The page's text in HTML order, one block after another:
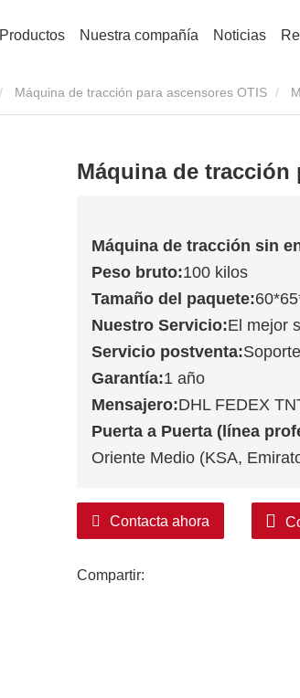
Productos Nuestra compañía Noticias
Máquina de tracción para ascensores OTIS
Máquina de tracción
Máquina de tracción sin
Peso bruto:100 kilos
Tamaño del paquete:
Nuestro Servicio:El mejor
Servicio postventa:
Garantía:1 año
Mensajero:DHL FEDEX
Puerta a Puerta (línea
Oriente Medio (KSA,
Contacta ahora
Compartir: